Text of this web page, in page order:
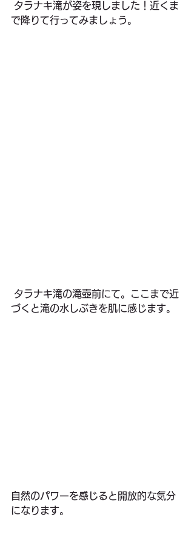
で降りて行ってみましょう。
づくと滝の水しぶきを肌に感じます。
自然のパワーを感じると開放的な気分
になります。